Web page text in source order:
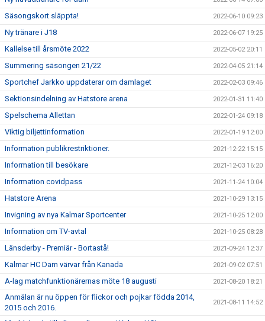
Säsongskort släppta! 2022-06-10 09:23
Ny tränare i J18 2022-06-07 19:25
Kallelse till årsmöte 2022 2022-05-02 20:11
Summering säsongen 21/22 2022-04-05 21:14
Sportchef Jarkko uppdaterar om damlaget 2022-02-03 09:46
Sektionsindelning av Hatstore arena 2022-01-31 11:40
Spelschema Allettan 2022-01-24 09:18
Viktig biljettinformation 2022-01-19 12:00
Information publikrestriktioner. 2021-12-22 15:15
Information till besökare 2021-12-03 16:20
Information covidpass 2021-11-24 10:04
Hatstore Arena 2021-10-29 13:15
Invigning av nya Kalmar Sportcenter 2021-10-25 12:00
Information om TV-avtal 2021-10-25 08:28
Länsderby - Premiär - Bortastå! 2021-09-24 12:37
Kalmar HC Dam värvar från Kanada 2021-09-02 07:51
A-lag matchfunktionärernas möte 18 augusti 2021-08-20 18:21
Anmälan är nu öppen för flickor och pojkar födda 2014,
2015 och 2016.
2021-08-11 14:52